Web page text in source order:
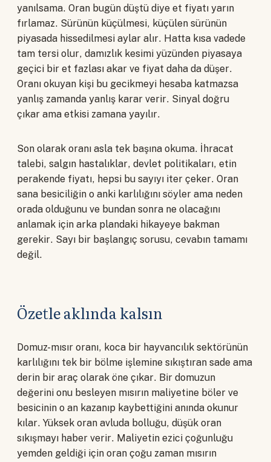
yanılsama. Oran bugün düştü diye et fiyatı yarın
fırlamaz. Sürünün küçülmesi, küçülen sürünün
piyasada hissedilmesi aylar alır. Hatta kısa vadede
tam tersi olur, damızlık kesimi yüzünden piyasaya
geçici bir et fazlası akar ve fiyat daha da düşer.
Oranı okuyan kişi bu gecikmeyi hesaba katmazsa
yanlış zamanda yanlış karar verir. Sinyal doğru
çıkar ama etkisi zamana yayılır.
Son olarak oranı asla tek başına okuma. İhracat
talebi, salgın hastalıklar, devlet politikaları, etin
perakende fiyatı, hepsi bu sayıyı iter çeker. Oran
sana besiciliğin o anki karlılığını söyler ama neden
orada olduğunu ve bundan sonra ne olacağını
anlamak için arka plandaki hikayeye bakman
gerekir. Sayı bir başlangıç sorusu, cevabın tamamı
değil.
Özetle aklında kalsın
Domuz-mısır oranı, koca bir hayvancılık sektörünün
karlılığını tek bir bölme işlemine sıkıştıran sade ama
derin bir araç olarak öne çıkar. Bir domuzun
değerini onu besleyen mısırın maliyetine böler ve
besicinin o an kazanıp kaybettiğini anında okunur
kılar. Yüksek oran avluda bolluğu, düşük oran
sıkışmayı haber verir. Maliyetin ezici çoğunluğu
yemden geldiği için oran çoğu zaman mısırın